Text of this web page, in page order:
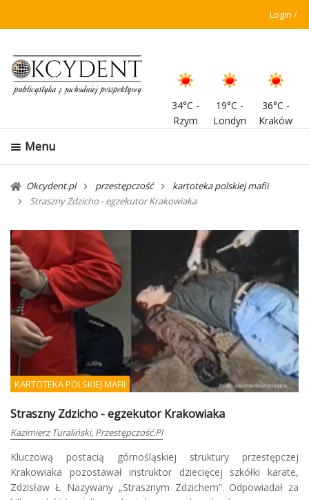
Login
34°C -
Rzym
19°C -
Londyn
36°C -
Kraków
Menu
Okcydent.pl przestępczość
kartoteka polskiej mafii
Straszny Zdzicho - egzekutor Krakowiaka
KARTOTEKA POLSKIEJ MAFII
Straszny Zdzicho - egzekutor Krakowiaka
Kazimierz Turaliński, Przestępczość.pl
Kluczową postacią górnośląskiej struktury przestępczej
Krakowiaka pozostawał instruktor dziecięcej szkółki karate,
Zdzisław Ł. Nazywany „Strasznym Zdzichem”. Odpowiadał za